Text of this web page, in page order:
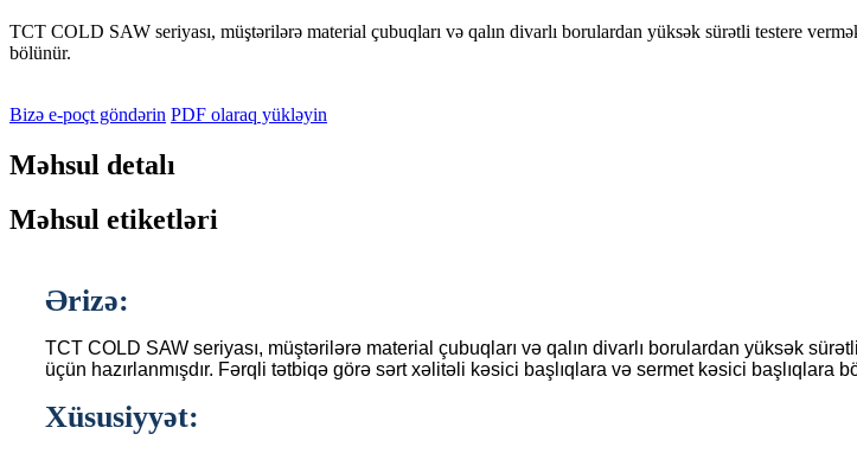
TCT COLD SAW seriyası, müştərilərə material çubuqları və qalın divarlı borulardan yüksək sürətli testere
bölünür.
Bizə e-poçt göndərin PDF olaraq yükləyin
Məhsul detalı
Məhsul etiketləri
Ərizə:
TCT COLD SAW seriyası, müştərilərə material çubuqları və qalın divarlı borulardan yüksək
üçün hazırlanmışdır. Fərqli tətbiqə görə sərt xəlitəli kəsici başlıqlara və sermet kəsici başlıqlara
Xüsusiyyət: